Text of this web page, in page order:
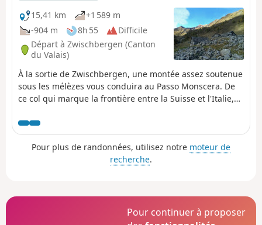
15,41 km
+1 589 m
-904 m
8h 55
Difficile
Départ à Zwischbergen (Canton
du Valais)
À la sortie de Zwischbergen, une montée assez soutenue
sous les mélèzes vous conduira au Passo Monscera. De
ce col qui marque la frontière entre la Suisse et l'Italie,
Weissmies et plus à gauche le Pizzo d’Andolla. Après
avoir dépassé le sympathique Rifugio Gattascosa, vous
descendrez jusqu'à San Bernado par un agréable sentier.
C'est encore à travers les alpages que vous arriverez à
Pour plus de randonnées, utilisez notre moteur de
recherche.
Pour continuer à proposer